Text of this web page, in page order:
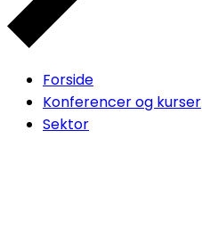
Forside
Konferencer og kurser
Sektor